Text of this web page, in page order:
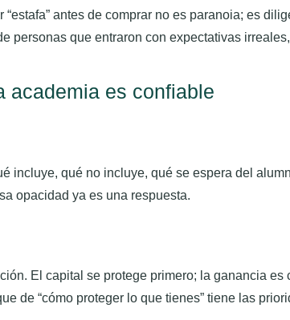
“estafa” antes de comprar no es paranoia; es
personas que entraron con expectativas
academia es confiable
incluye, qué no incluye, qué se espera del
opacidad ya es una respuesta.
El capital se protege primero; la ganancia
de “cómo proteger lo que tienes” tiene las